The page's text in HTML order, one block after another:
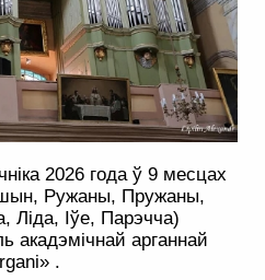
2026 года ў 9 месцах
Ружаны, Пружаны,
Ліда, Іўе, Парэчча)
акадэмічнай арганнай
.